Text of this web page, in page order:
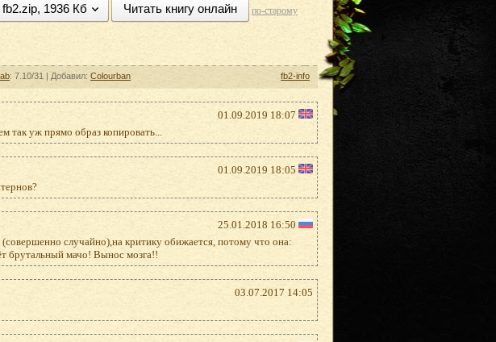
fb2.zip, 1936 Кб Читать книгу онлайн по-старому
: 7.10/31 | Добавил: Colourban fb2-info
01.09.2019 18:07
так уж прямо образ копировать...
01.09.2019 18:05
25.01.2018 16:50
случайно),на критику обижается, потому что она:
брутальный мачо! Вынос мозга!!
03.07.2017 14:05